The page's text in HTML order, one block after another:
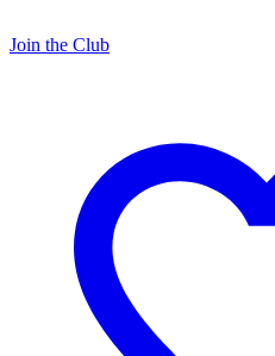
Join the Club